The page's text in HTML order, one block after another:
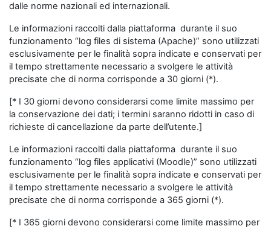
dalle norme nazionali ed internazionali.
Le informazioni raccolti dalla piattaforma durante il suo
funzionamento “log files di sistema (Apache)” sono utilizzati
esclusivamente per le finalità sopra indicate e conservati per
il tempo strettamente necessario a svolgere le attività
precisate che di norma corrisponde a 30 giorni (*).
[* I 30 giorni devono considerarsi come limite massimo per
la conservazione dei dati; i termini saranno ridotti in caso di
richieste di cancellazione da parte dell’utente.]
Le informazioni raccolti dalla piattaforma durante il suo
funzionamento “log files applicativi (Moodle)” sono utilizzati
esclusivamente per le finalità sopra indicate e conservati per
il tempo strettamente necessario a svolgere le attività
precisate che di norma corrisponde a 365 giorni (*).
[* I 365 giorni devono considerarsi come limite massimo per